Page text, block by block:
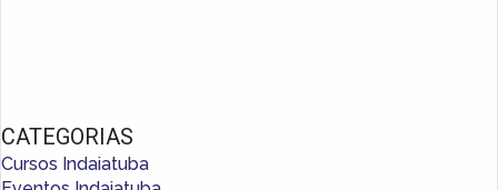
CATEGORIAS
Cursos Indaiatuba